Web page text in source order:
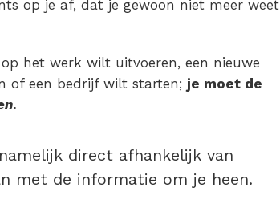
op je af, dat je gewoon niet meer weet
het werk wilt uitvoeren, een nieuwe
of een bedrijf wilt starten; je moet de
.
direct afhankelijk van
met de informatie om je heen.